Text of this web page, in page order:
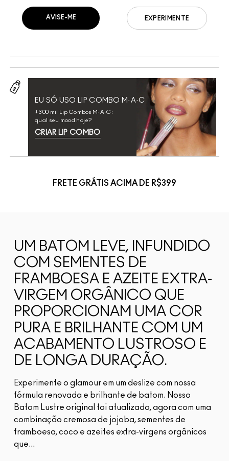
EU SÓ USO LIP COMBO M·A·C
+300 mil Lip Combos M·A·C:
qual seu mood hoje?
CRIAR LIP COMBO
EXPERIMENTE
AVISE-ME
FRETE GRÁTIS ACIMA DE R$399
UM BATOM LEVE, INFUNDIDO
COM SEMENTES DE
FRAMBOESA E AZEITE EXTRA-
VIRGEM ORGÂNICO QUE
PROPORCIONAM UMA COR
PURA E BRILHANTE COM UM
ACABAMENTO LUSTROSO E
DE LONGA DURAÇÃO.
Experimente o glamour em um deslize com nossa
fórmula renovada e brilhante de batom. Nosso
Batom Lustre original foi atualizado, agora com uma
combinação cremosa de jojoba, sementes de
framboesa, coco e azeites extra-virgens orgânicos
que...